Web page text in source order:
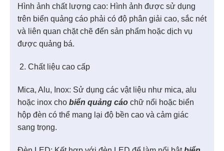
Hình ảnh chất lượng cao: Hình ảnh được sử dụng
trên biển quảng cáo phải có độ phân giải cao, sắc nét
và liên quan chặt chẽ đến sản phẩm hoặc dịch vụ
được quảng bá.
Chất liệu cao cấp
Mica, Alu, Inox: Sử dụng các vật liệu như mica, alu
hoặc inox cho biển quảng cáo chữ nổi hoặc biển
hộp đèn có thể mang lại độ bền cao và cảm giác
sang trọng.